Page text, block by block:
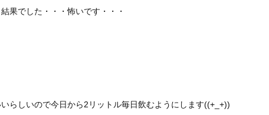
果でした・・・怖いです・・・
らしいので今日から2リットル毎日飲むようにします((+_+))